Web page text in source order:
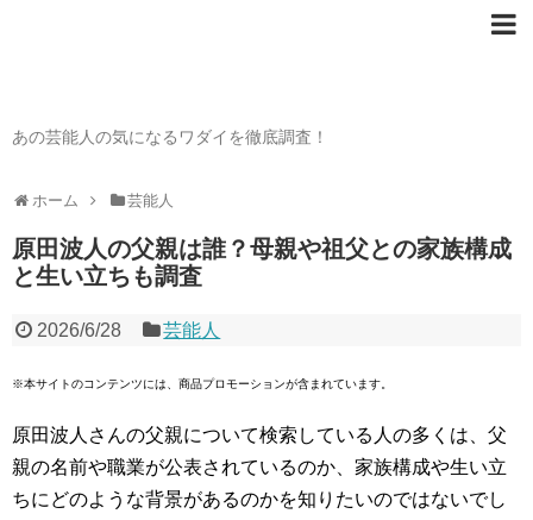
あの芸能人の気になるワダイを徹底調査！
ホーム 芸能人
原田波人の父親は誰？母親や祖父との家族構成
と生い立ちも調査
2026/6/28 芸能人
※本サイトのコンテンツには、商品プロモーションが含まれています。
原田波人さんの父親について検索している人の多くは、父
親の名前や職業が公表されているのか、家族構成や生い立
ちにどのような背景があるのかを知りたいのではないでし